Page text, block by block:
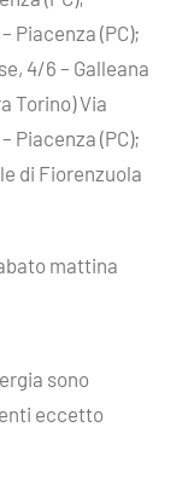
Piacenza (PC);
4/6 – Galleana
Torino) Via
Piacenza (PC);
di Fiorenzuola
mattina
sono
eccetto